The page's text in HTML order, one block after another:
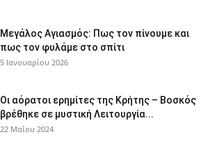
Μεγάλος Αγιασμός: Πως τον πίνουμε και
πως τον φυλάμε στο σπίτι
5 Ιανουαρίου 2026
Οι αόρατοι ερημίτες της Κρήτης – Βοσκός
βρέθηκε σε μυστική Λειτουργία...
22 Μαΐου 2024